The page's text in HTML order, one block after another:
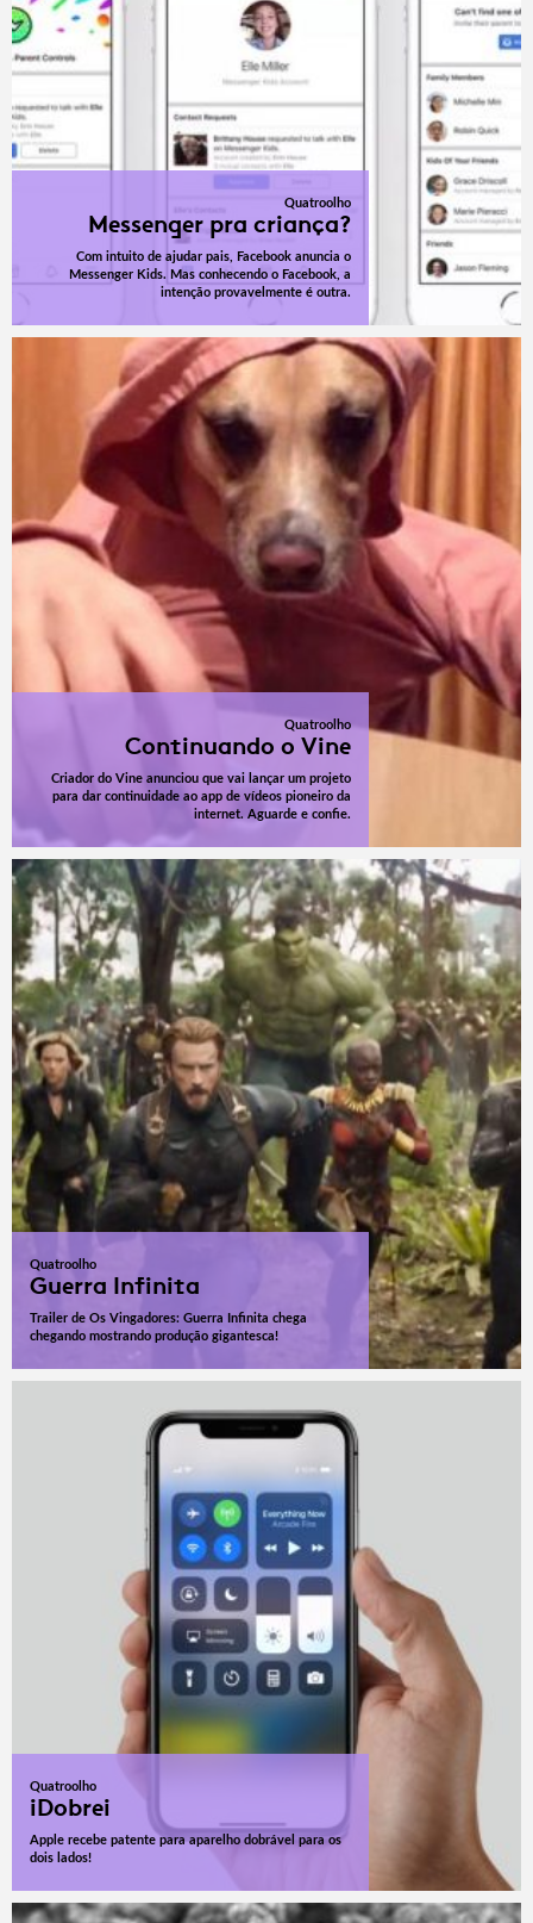
Quatroolho
Messenger pra criança?
Com intuito de ajudar pais, Facebook anuncia o
Messenger Kids. Mas conhecendo o Facebook, a
intenção provavelmente é outra.
Quatroolho
Continuando o Vine
Criador do Vine anunciou que vai lançar um projeto
para dar continuidade ao app de vídeos pioneiro da
internet. Aguarde e confie.
Quatroolho
Guerra Infinita
Trailer de Os Vingadores: Guerra Infinita chega
chegando mostrando produção gigantesca!
Quatroolho
iDobrei
Apple recebe patente para aparelho dobrável para os
dois lados!